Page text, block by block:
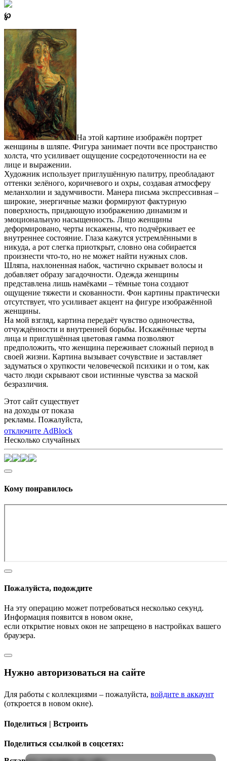
℘
На этой картине изображён портрет
женщины в шляпе. Фигура занимает почти все пространство
холста, что усиливает ощущение сосредоточенности на ее
лице и выражении.
Художник использует приглушённую палитру, преобладают
оттенки зелёного, коричневого и охры, создавая атмосферу
меланхолии и задумчивости. Манера письма экспрессивная –
широкие, энергичные мазки формируют фактурную
поверхность, придающую изображению динамизм и
эмоциональную насыщенность. Лицо женщины
деформировано, черты искажены, что подчёркивает ее
внутреннее состояние. Глаза кажутся устремлёнными в
никуда, а рот слегка приоткрыт, словно она собирается
произнести что-то, но не может найти нужных слов.
Шляпа, нахлоненная набок, частично скрывает волосы и
добавляет образу загадочности. Одежда женщины
представлена лишь намёками – тёмные тона создают
ощущение тяжести и скованности. Фон картины практически
отсутствует, что усиливает акцент на фигуре изображённой
женщины.
На мой взгляд, картина передаёт чувство одиночества,
отчуждённости и внутренней борьбы. Искажённые черты
лица и приглушённая цветовая гамма позволяют
предположить, что женщина переживает сложный период в
своей жизни. Картина вызывает сочувствие и заставляет
задуматься о хрупкости человеческой психики и о том, как
часто люди скрывают свои истинные чувства за маской
безразличия.
Этот сайт существует
на доходы от показа
рекламы. Пожалуйста,
отключите AdBlock
Несколько случайных
Кому понравилось
Пожалуйста, подождите
На эту операцию может потребоваться несколько секунд.
Информация появится в новом окне,
если открытие новых окон не запрещено в настройках вашего
браузера.
Нужно авторизоваться на сайте
Для работы с коллекциями – пожалуйста, войдите в аккаунт
(откроется в новом окне).
Поделиться | Встроить
Поделиться ссылкой в соцсетях: